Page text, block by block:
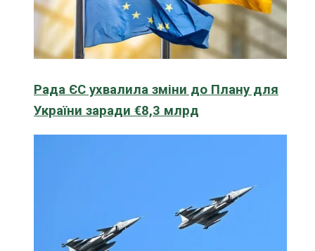
Рада ЄС ухвалила зміни до Плану для
України заради €8,3 млрд